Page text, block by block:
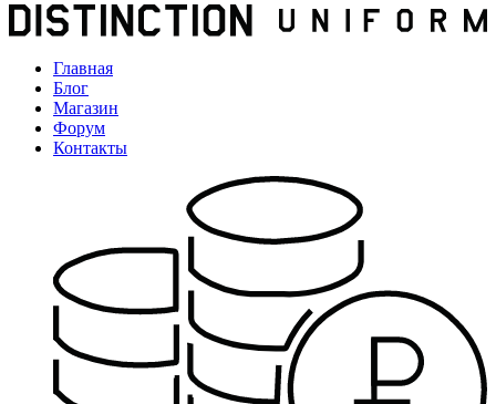
Главная
Блог
Магазин
Форум
Контакты